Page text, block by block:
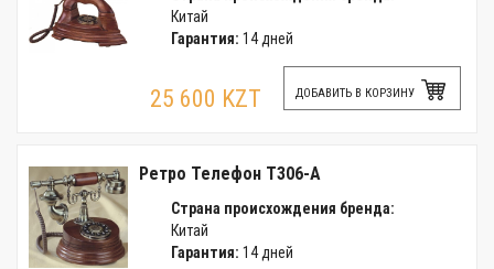
Китай
Гарантия: 14 дней
25 600 KZT ДОБАВИТЬ В КОРЗИНУ
Ретро Телефон T306-A
Страна происхождения бренда:
Китай
Гарантия: 14 дней